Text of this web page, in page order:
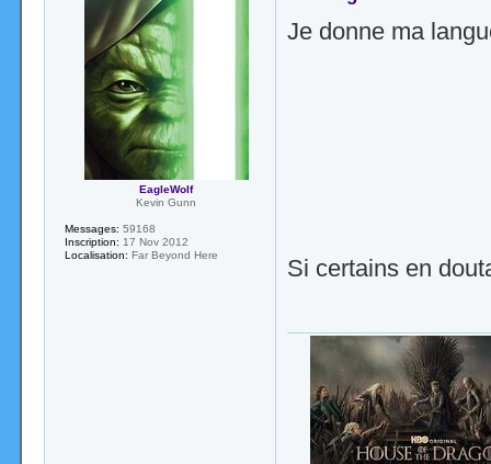
Je donne ma
Si certains en
EagleWolf
Kevin Gunn
Messages: 59168
Inscription: 17 Nov 2012
Localisation: Far Beyond Here